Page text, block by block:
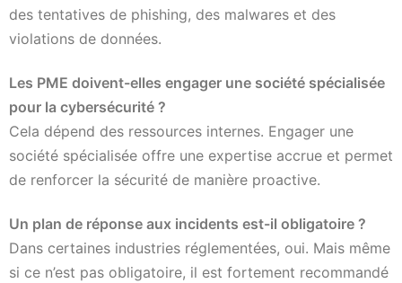
des tentatives de phishing, des malwares et des
violations de données.
Les PME doivent-elles engager une société spécialisée
pour la cybersécurité ?
Cela dépend des ressources internes. Engager une
société spécialisée offre une expertise accrue et permet
de renforcer la sécurité de manière proactive.
Un plan de réponse aux incidents est-il obligatoire ?
Dans certaines industries réglementées, oui. Mais même
si ce n’est pas obligatoire, il est fortement recommandé